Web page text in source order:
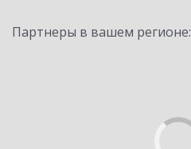
Партнеры в вашем регионе: